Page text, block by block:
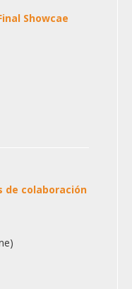
Showcae
de colaboración